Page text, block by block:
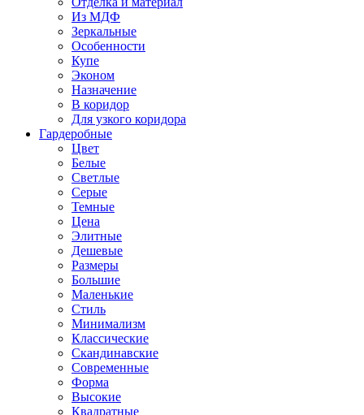
Из МДФ
Зеркальные
Особенности
Купе
Эконом
Назначение
В коридор
Для узкого коридора
Гардеробные
Цвет
Белые
Светлые
Серые
Темные
Цена
Элитные
Дешевые
Размеры
Большие
Маленькие
Стиль
Минимализм
Классические
Скандинавские
Современные
Форма
Высокие
Квадратные